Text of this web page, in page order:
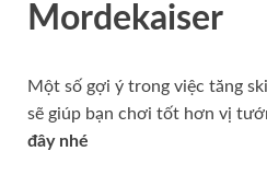
Mordekaiser
Một số gợi ý trong việc tăng
sẽ giúp bạn chơi tốt hơn vị
đây nhé